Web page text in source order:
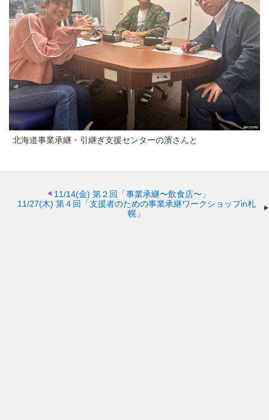
北海道事業承継・引継ぎ支援センターの濱さんと
11/14(金) 第２回「事業承継〜飲食店〜」
11/27(木) 第４回「支援者のための事業承継ワークショップin札
幌」